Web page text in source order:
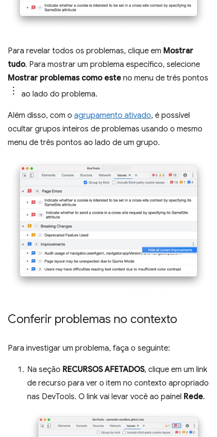
Para revelar todos os problemas, clique em Mostrar
tudo. Para mostrar um problema específico, selecione
Mostrar problemas como este no menu de três pontos
ao lado do problema.
Além disso, com o agrupamento ativado, é possível
ocultar grupos inteiros de problemas usando o mesmo
menu de três pontos ao lado de um grupo.
Conferir problemas no contexto
Para investigar um problema, faça o seguinte:
Na seção RECURSOS AFETADOS, clique em um link
de recurso para ver o item no contexto apropriado
nas DevTools. O link vai levar você ao painel Rede.